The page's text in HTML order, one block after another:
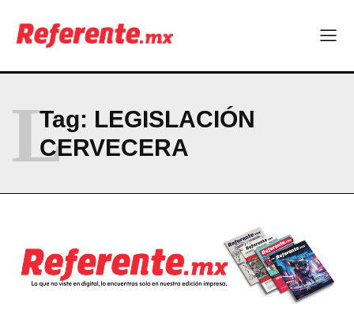
¿Y si el futuro industrial de Chihuahua estuviera en el aire?
partida
Company
CONTACT
NEWSLETTER
Tag: LEGISLACIÓN
CERVECERA
L